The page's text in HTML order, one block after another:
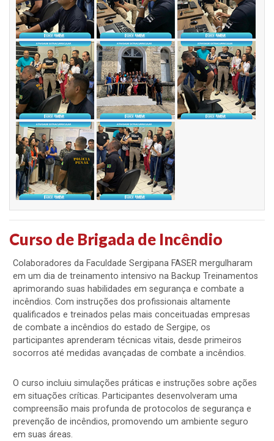
Curso de Brigada de Incêndio
Colaboradores da Faculdade Sergipana FASER mergulharam
em um dia de treinamento intensivo na Backup Treinamentos
aprimorando suas habilidades em segurança e combate a
incêndios. Com instruções dos profissionais altamente
qualificados e treinados pelas mais conceituadas empresas
de combate a incêndios do estado de Sergipe, os
participantes aprenderam técnicas vitais, desde primeiros
socorros até medidas avançadas de combate a incêndios.
O curso incluiu simulações práticas e instruções sobre ações
em situações críticas. Participantes desenvolveram uma
compreensão mais profunda de protocolos de segurança e
prevenção de incêndios, promovendo um ambiente seguro
em suas áreas.